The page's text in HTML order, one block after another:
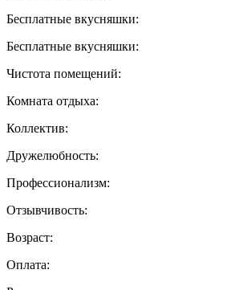
Бесплатные вкусняшки:
Бесплатные вкусняшки:
Чистота помещений:
Комната отдыха:
Коллектив:
Дружелюбность:
Профессионализм:
Отзывчивость:
Возраст:
Оплата: